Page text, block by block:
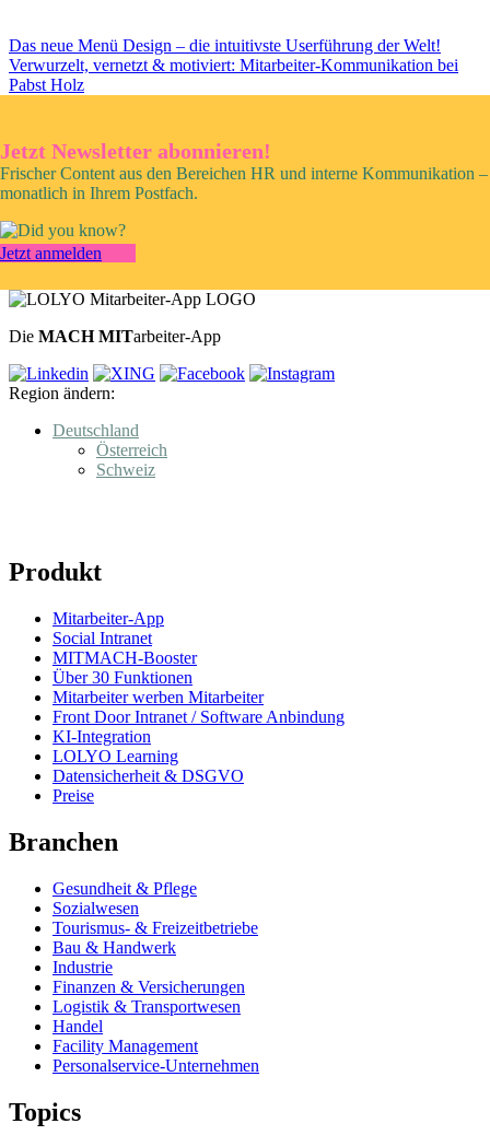
Das neue Menü Design – die intuitivste Userführung der Welt!
Verwurzelt, vernetzt & motiviert: Mitarbeiter-Kommunikation bei
Pabst Holz
Jetzt Newsletter abonnieren!
Frischer Content aus den Bereichen HR und interne Kommunikation –
monatlich in Ihrem Postfach.
Jetzt anmelden
Die MACH MITarbeiter-App
Region ändern:
Deutschland
Österreich
Schweiz
Produkt
Mitarbeiter-App
Social Intranet
MITMACH-Booster
Über 30 Funktionen
Mitarbeiter werben Mitarbeiter
Front Door Intranet / Software Anbindung
KI-Integration
LOLYO Learning
Datensicherheit & DSGVO
Preise
Branchen
Gesundheit & Pflege
Sozialwesen
Tourismus- & Freizeitbetriebe
Bau & Handwerk
Industrie
Finanzen & Versicherungen
Logistik & Transportwesen
Handel
Facility Management
Personalservice-Unternehmen
Topics